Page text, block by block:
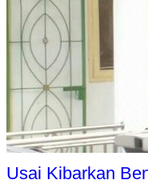
Usai Kibarkan